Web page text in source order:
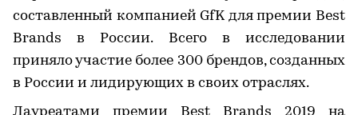
составленный компанией GfK для премии Best
Brands в России. Всего в исследовании
приняло участие более 300 брендов, созданных
в России и лидирующих в своих отраслях.